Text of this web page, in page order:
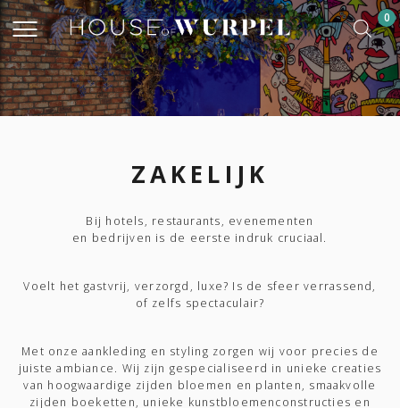
0
ZAKELIJK
Bij hotels, restaurants, evenementen
en bedrijven is de eerste indruk cruciaal.
Voelt het gastvrij, verzorgd, luxe? Is de sfeer verrassend,
of zelfs spectaculair?
Met onze aankleding en styling zorgen wij voor precies de
juiste ambiance. Wij zijn gespecialiseerd in unieke creaties
van hoogwaardige zijden bloemen en planten, smaakvolle
zijden boeketten, unieke kunstbloemenconstructies en